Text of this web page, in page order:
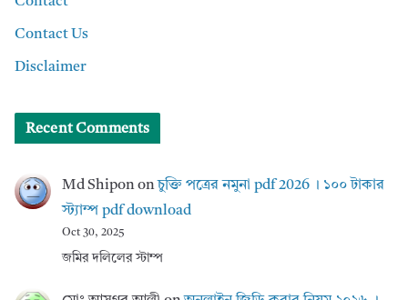
Contact Us
Disclaimer
Recent Comments
Md Shipononচুক্তি পত্রের নমুনা pdf 2026 । ১০০ টাকার
স্ট্যাম্প pdf download
Oct 30, 2025
জমির দলিলের স্টাম্প